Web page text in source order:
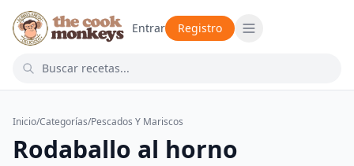
Entrar Registro
Inicio/Categorías/Pescados Y Mariscos
Rodaballo al horno